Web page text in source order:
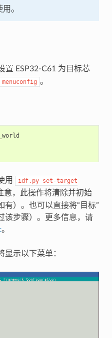
。
置 ESP32-C61 为目标芯
menuconfig 。
用 idf.py set-target
意，此操作将清除并初始
有）。也可以直接将“目标”
该步骤）。更多信息，请
。
显示以下菜单：